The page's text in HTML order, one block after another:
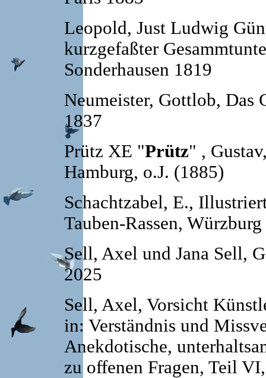
Leopold, Just Ludwig
kurzgefaßter
Sonderhausen 1819
Neumeister, Gottlob, Das
1837
Prütz XE "Prütz" ,
Hamburg, o.J. (1885)
Schachtzabel, E.,
Tauben-Rassen,
Sell, Axel und Jana Sell,
2025
Sell, Axel, Vorsicht
in: Verständnis und
Anekdotische,
zu offenen Fragen, Teil